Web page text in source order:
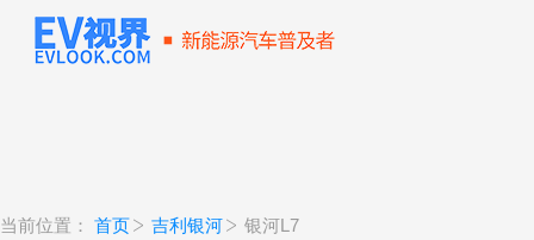
当前位置： 首页 吉利银河 银河L7